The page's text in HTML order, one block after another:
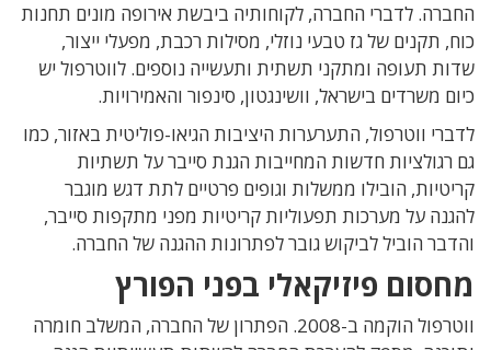
לדברי החברה, לקוחותיה ביבשת אירופה מונים תחנות
תקנים של גז טבעי נוזלי, מסילות רכבת, מפעלי ייצור,
תעופה ומתקני תשתית ותעשייה נוספים. לווטרפול יש
משרדים בישראל, וושינגטון, סינפור והאמירויות.
ווטרפול, התערערות היציבות הגיאו-פוליטית באזור, כמו
חדשות המחייבות הגנת סייבר על תשתיות
הובילו ממשלות וגופים פרטיים לתת דגש מוגבר
על מערכות תפעוליות קריטיות מפני מתקפות סייבר,
הוביל לביקוש גובר לפתרונות ההגנה של החברה.
פיזיקאלי בפני הפורץ
ווטרפול הוקמה ב-2008. הפתרון של החברה, המשלב חומרה